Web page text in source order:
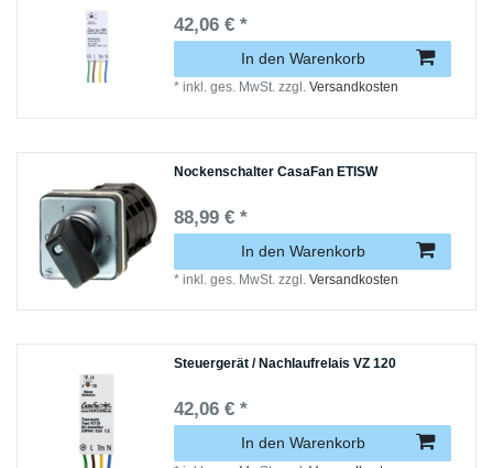
42,06 € *
In den Warenkorb
*inkl. ges. MwSt. zzgl.Versandkosten
Nockenschalter CasaFan ETISW
88,99 € *
In den Warenkorb
*inkl. ges. MwSt. zzgl.Versandkosten
Steuergerät / Nachlaufrelais VZ 120
42,06 € *
In den Warenkorb